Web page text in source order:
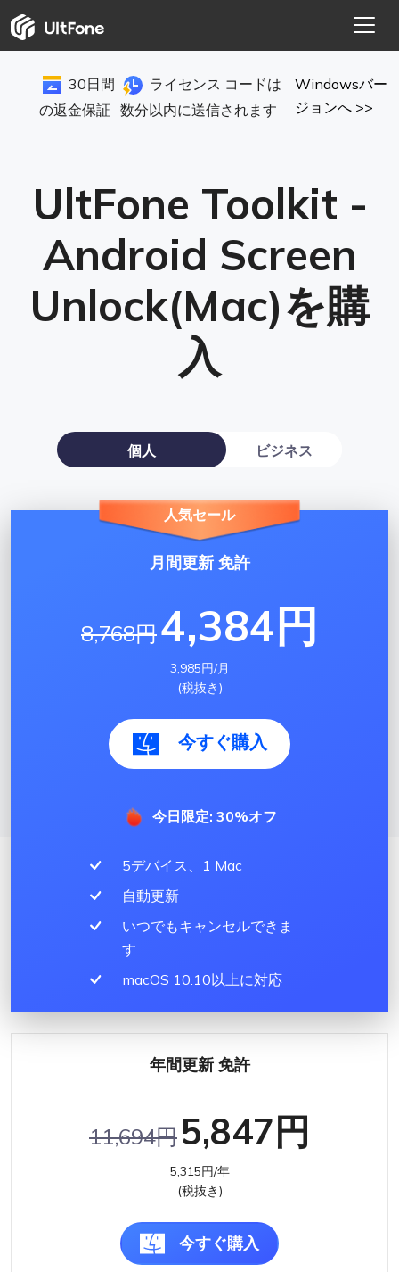
30日間
の返金保証
ライセンス コードは
数分以内に送信されます
Windowsバー
ジョンへ >>
UltFone Toolkit -
Android Screen
Unlock(Mac)を購
入
個人 ビジネス
人気セール
月間更新 免許
8,768円4,384円
3,985円/月
(税抜き)
今すぐ購入
今日限定: 30%オフ
5デバイス、1 Mac
自動更新
いつでもキャンセルできま
す
macOS 10.10以上に対応
年間更新 免許
11,694円 5,847円
5,315円/年
(税抜き)
今すぐ購入